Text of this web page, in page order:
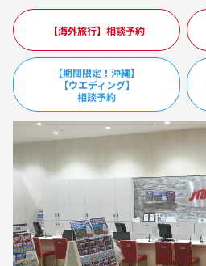
【海外旅行】相談予約
【期間限定！沖縄】
【ウエディング】
相談予約